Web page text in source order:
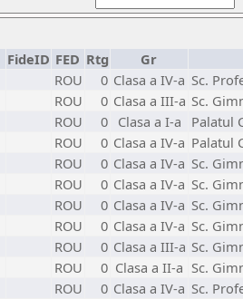
FideID FED Rtg
Gr
ROU 0 Clasa a IV-a Sc.
ROU 0 Clasa a III-a Sc.
ROU 0 Clasa a I-a
Palatul
ROU 0 Clasa a IV-a Palatul
ROU 0 Clasa a IV-a Sc.
ROU 0 Clasa a IV-a Sc.
ROU 0 Clasa a IV-a Sc.
ROU 0 Clasa a IV-a Sc.
ROU 0 Clasa a III-a Sc.
ROU 0 Clasa a II-a Sc.
ROU 0 Clasa a IV-a Sc.